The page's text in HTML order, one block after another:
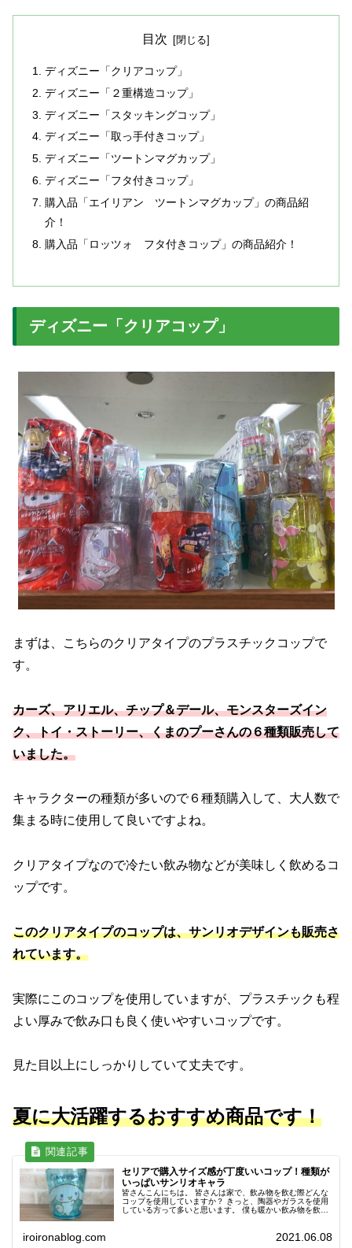
目次
ディズニー「クリアコップ」
ディズニー「２重構造コップ」
ディズニー「スタッキングコップ」
ディズニー「取っ手付きコップ」
ディズニー「ツートンマグカップ」
ディズニー「フタ付きコップ」
購入品「エイリアン ツートンマグカップ」の商品紹
介！
購入品「ロッツォ フタ付きコップ」の商品紹介！
ディズニー「クリアコップ」
まずは、こちらのクリアタイプのプラスチックコップで
す。
カーズ、アリエル、チップ＆デール、モンスターズイン
ク、トイ・ストーリー、くまのプーさんの６種類販売して
いました。
キャラクターの種類が多いので６種類購入して、大人数で
集まる時に使用して良いですよね。
クリアタイプなので冷たい飲み物などが美味しく飲めるコ
ップです。
このクリアタイプのコップは、サンリオデザインも販売さ
れています。
実際にこのコップを使用していますが、プラスチックも程
よい厚みで飲み口も良く使いやすいコップです。
見た目以上にしっかりしていて丈夫です。
夏に大活躍するおすすめ商品です！
セリアで購入サイズ感が丁度いいコップ！種類が
いっぱいサンリオキャラ
皆さんこんにちは。 皆さんは家で、飲み物を飲む際どんな
コップを使用していますか？ きっと、陶器やガラスを使用
している方って多いと思います。 僕も暖かい飲み物を飲む
iroironablog.com 2021.06.08